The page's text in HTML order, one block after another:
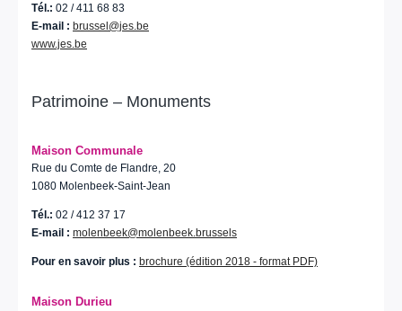
Tél.: 02 / 411 68 83
E-mail : brussel@jes.be
www.jes.be
Patrimoine – Monuments
Maison Communale
Rue du Comte de Flandre, 20
1080 Molenbeek-Saint-Jean
Tél.: 02 / 412 37 17
E-mail : molenbeek@molenbeek.brussels
Pour en savoir plus : brochure (édition 2018 - format PDF)
Maison Durieu